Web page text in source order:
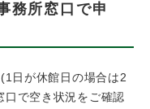
務所窓口で申
日が休館日の場合は2
口で空き状況をご確認